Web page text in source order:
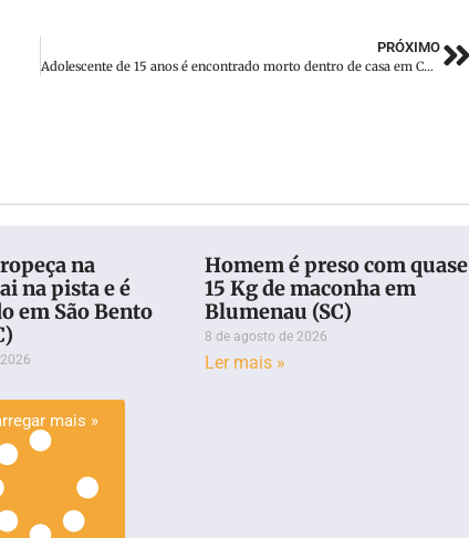
PRÓXIMO
Adolescente de 15 anos é encontrado morto dentro de casa em Chapecó
na
na pista e é
em São Bento
Homem é preso com quase
15 Kg de maconha em
Blumenau (SC)
8 de agosto de 2026
Ler mais »
mais »